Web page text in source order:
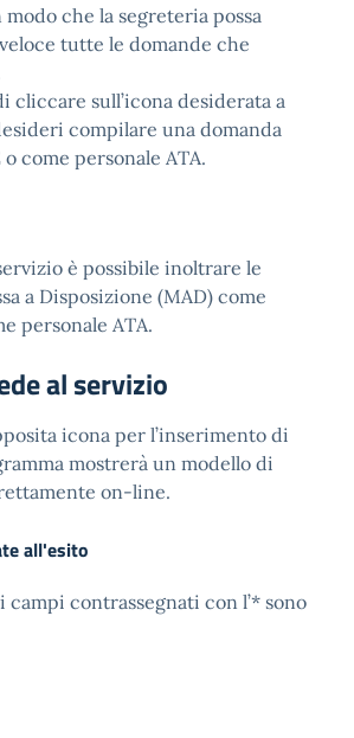
che la segreteria possa
tutte le domande che
cliccare sull’icona desiderata a
compilare una domanda
come personale ATA.
è possibile inoltrare le
a Disposizione (MAD) come
personale ATA.
al servizio
icona per l’inserimento di
mostrerà un modello di
on-line.
all'esito
campi contrassegnati con l’* sono